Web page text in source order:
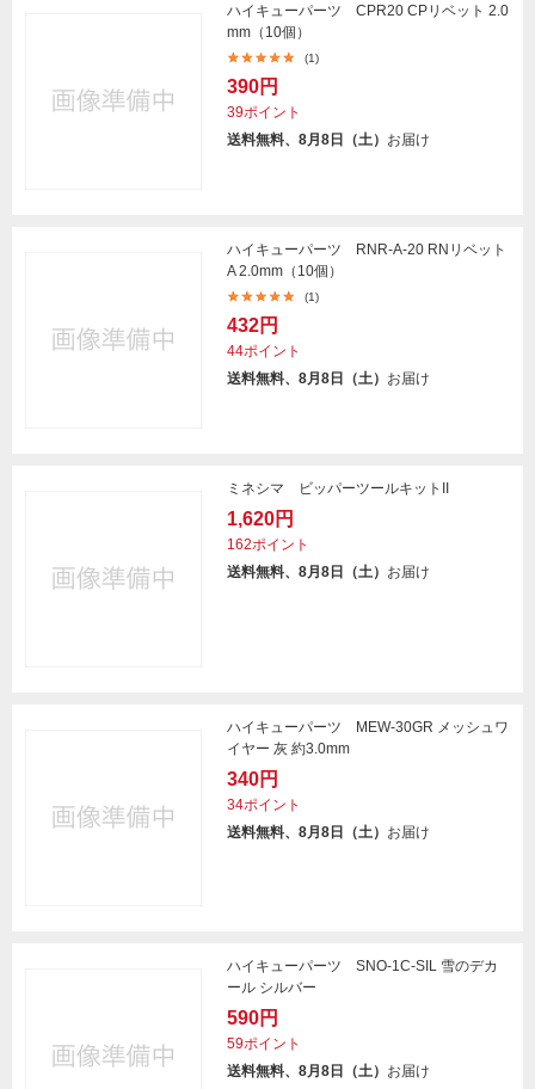
ハイキューパーツ CPR20 CPリベット 2.0
mm（10個）
(1)
390円
39ポイント
送料無料、8月8日（土） お届け
ハイキューパーツ RNR-A-20 RNリベット
A 2.0mm（10個）
(1)
432円
44ポイント
送料無料、8月8日（土） お届け
ミネシマ ビッパーツールキットII
1,620円
162ポイント
送料無料、8月8日（土） お届け
ハイキューパーツ MEW-30GR メッシュワ
イヤー 灰 約3.0mm
340円
34ポイント
送料無料、8月8日（土） お届け
ハイキューパーツ SNO-1C-SIL 雪のデカ
ール シルバー
590円
59ポイント
送料無料、8月8日（土） お届け